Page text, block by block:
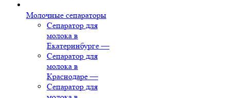
Молочные сепараторы
Сепаратор для
молока в
Екатеринбурге —
Сепаратор для
молока в
Краснодаре —
Сепаратор для